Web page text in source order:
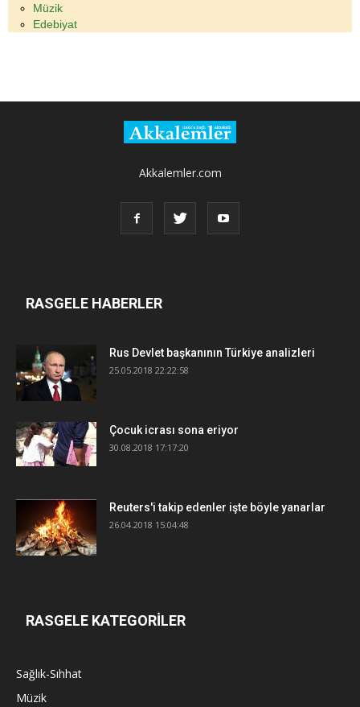
Müzik
Edebiyat
Akkalemler.com
RASGELE HABERLER
Rus Devlet başkanının Türkiye analizleri
25.05.2018 22:22:58
Çocuk icrası sona eriyor
30.08.2018 17:17:20
Reuters'i takip edenler işte böyle yanarlar
26.04.2018 15:04:48
RASGELE KATEGORİLER
Sağlık-Sıhhat
Müzik